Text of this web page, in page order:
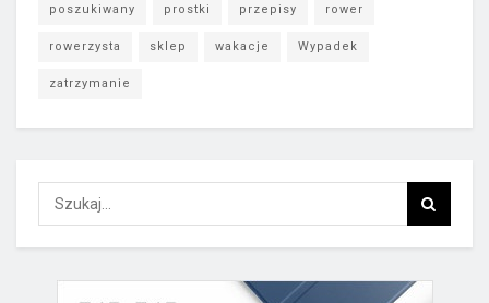
poszukiwany prostki przepisy rower
rowerzysta sklep wakacje Wypadek
zatrzymanie